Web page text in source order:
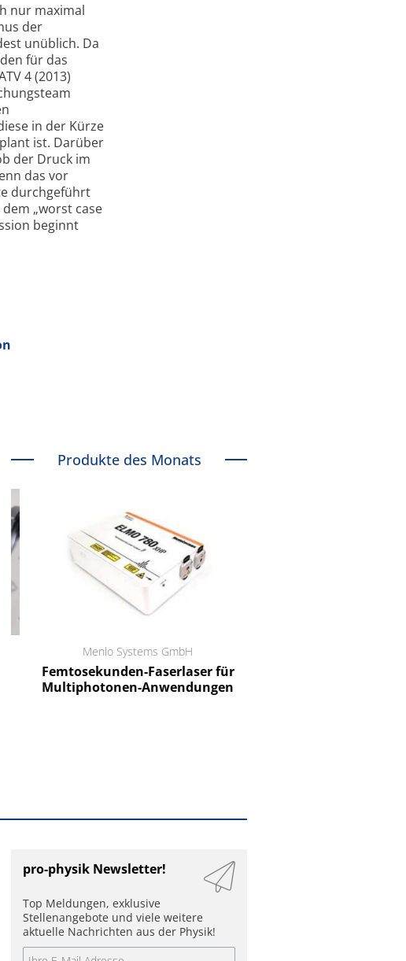
nur maximal
der
unüblich. Da
für das
4 (2013)
in der Kürze
ist. Darüber
der Druck im
das vor
durchgeführt
„worst case
beginnt
Produkte des Monats
Menlo Systems GmbH
Femtosekunden-Faserlaser für
Multiphotonen-Anwendungen
pro-physik Newsletter!
Top Meldungen, exklusive
Stellenangebote und viele weitere
aktuelle Nachrichten aus der Physik!